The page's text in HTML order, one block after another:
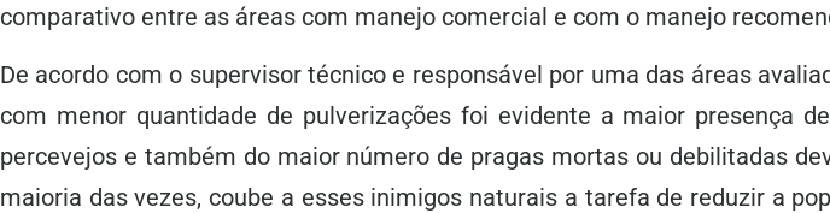
comparativo entre as áreas com manejo comercial e com o manejo
De acordo com o supervisor técnico e responsável por uma das áreas
com menor quantidade de pulverizações foi evidente a maior presença
percevejos e também do maior número de pragas mortas ou debilitadas
maioria das vezes, coube a esses inimigos naturais a tarefa de reduzir a